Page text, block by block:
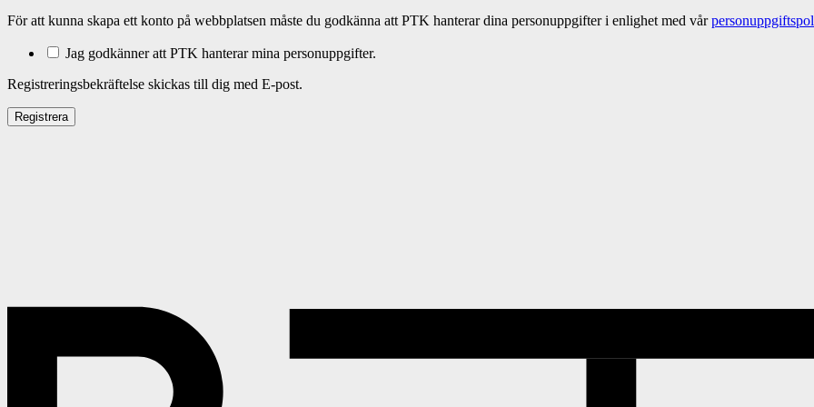
För att kunna skapa ett konto på webbplatsen måste du godkänna att PTK hanterar dina personuppgifter i enlighet med vår
Jag godkänner att PTK hanterar mina personuppgifter.
Registreringsbekräftelse skickas till dig med E-post.